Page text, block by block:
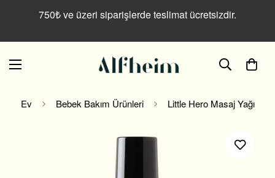
750₺ ve üzeri siparişlerde teslimat ücretsizdir.
Ev Bebek Bakım Ürünleri Little Hero Masaj Yağı